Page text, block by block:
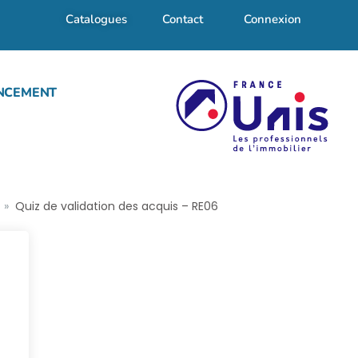
Catalogues Contact Connexion
Quiz de validation des acquis – RE06